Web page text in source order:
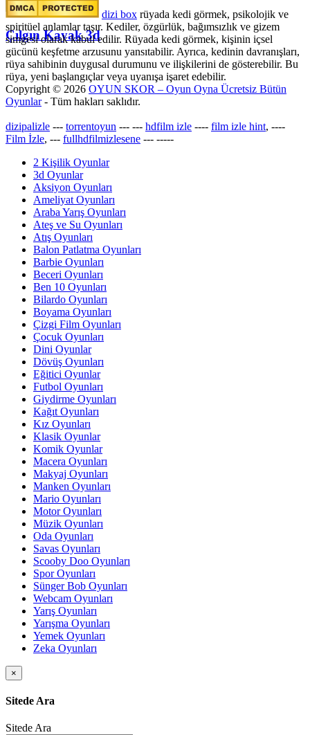
Çılgın Kayak 3d
dizi box rüyada kedi görmek​, psikolojik ve
spiritüel anlamlar taşır. Kediler, özgürlük, bağımsızlık ve gizem
simgesi olarak kabul edilir. Rüyada kedi görmek, kişinin içsel
gücünü keşfetme arzusunu yansıtabilir. Ayrıca, kedinin davranışları,
rüya sahibinin duygusal durumunu ve ilişkilerini de gösterebilir. Bu
rüya, yeni başlangıçlar veya uyanışa işaret edebilir.
Copyright © 2026 OYUN SKOR – Oyun Oyna Ücretsiz Bütün
Oyunlar- Tüm hakları saklıdır.
dizipalizle --- torrentoyun --- --- hdfilm izle ---- film izle hint, ----
Film İzle, --- fullhdfilmizlesene --- -----
2 Kişilik Oyunlar
3d Oyunlar
Aksiyon Oyunları
Ameliyat Oyunları
Araba Yarış Oyunları
Ateş ve Su Oyunları
Atış Oyunları
Balon Patlatma Oyunları
Barbie Oyunları
Beceri Oyunları
Ben 10 Oyunları
Bilardo Oyunları
Boyama Oyunları
Çizgi Film Oyunları
Çocuk Oyunları
Dini Oyunlar
Dövüş Oyunları
Eğitici Oyunlar
Futbol Oyunları
Giydirme Oyunları
Kağıt Oyunları
Kız Oyunları
Klasik Oyunlar
Komik Oyunlar
Macera Oyunları
Makyaj Oyunları
Manken Oyunları
Mario Oyunları
Motor Oyunları
Müzik Oyunları
Oda Oyunları
Savas Oyunları
Scooby Doo Oyunları
Spor Oyunları
Sünger Bob Oyunları
Webcam Oyunları
Yarış Oyunları
Yarışma Oyunları
Yemek Oyunları
Zeka Oyunları
×
Sitede Ara
Sitede Ara